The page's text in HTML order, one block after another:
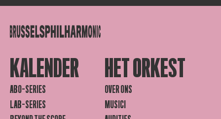
KALENDER
ABO-SERIES
LAB-SERIES
HET ORKEST
OVER ONS
MUSICI